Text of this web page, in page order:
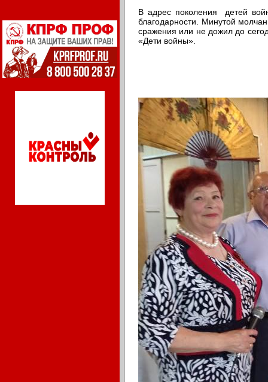
В адрес поколения детей
благодарности. Минутой
сражения или не дожил до
«Дети войны».